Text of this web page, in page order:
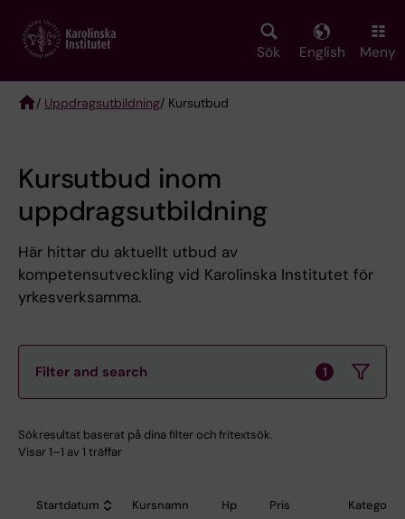
main
Sök English Meny
/ Uppdragsutbildning/ Kursutbud
Kursutbud inom
uppdragsutbildning
Här hittar du aktuellt utbud av
kompetensutveckling vid Karolinska Institutet för
yrkesverksamma.
Filter and search 1
Sökresultat baserat på dina filter och fritextsök.
Visar 1–1 av 1 träffar
Startdatum Sort descending
Kursnamn Hp Pris Kategori